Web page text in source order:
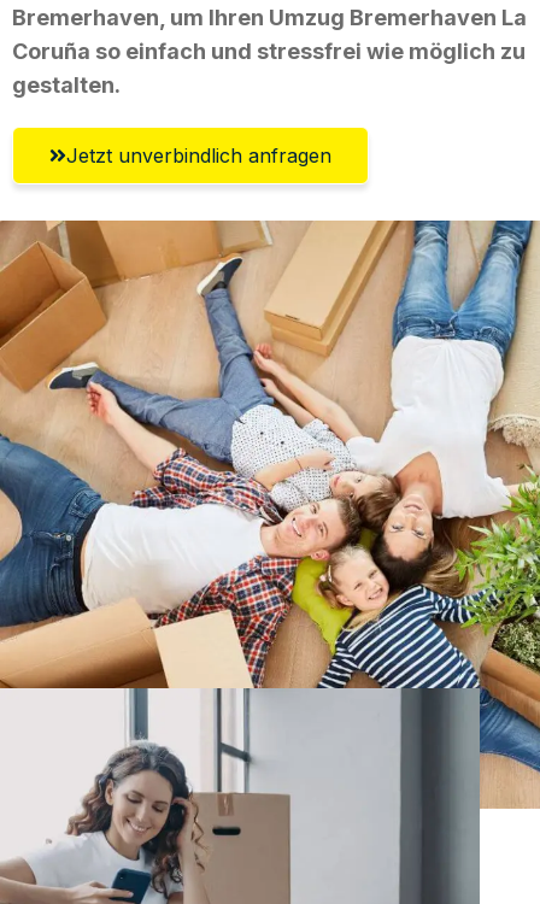
Bremerhaven, um Ihren Umzug Bremerhaven La
Coruña so einfach und stressfrei wie möglich zu
gestalten.
Jetzt unverbindlich anfragen